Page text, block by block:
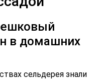
в домашних
сельдерея знали